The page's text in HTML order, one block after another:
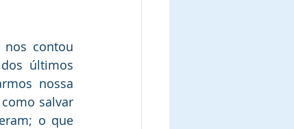
nos contou
últimos
nossa
salvar
o que